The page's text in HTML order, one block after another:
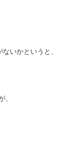
いかというと、
、